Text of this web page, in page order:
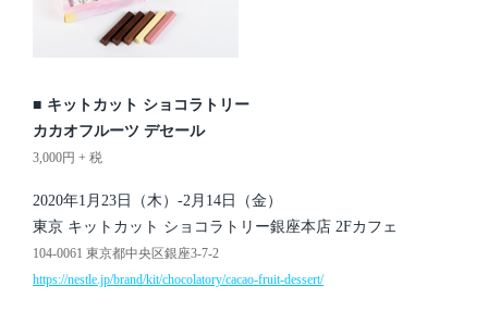
■ キットカット ショコラトリー
カカオフルーツ デセール
3,000円 + 税
2020年1月23日（木）-2月14日（金）
東京 キットカット ショコラトリー銀座本店 2Fカフェ
104-0061 東京都中央区銀座3-7-2
https://nestle.jp/brand/kit/chocolatory/cacao-fruit-dessert/